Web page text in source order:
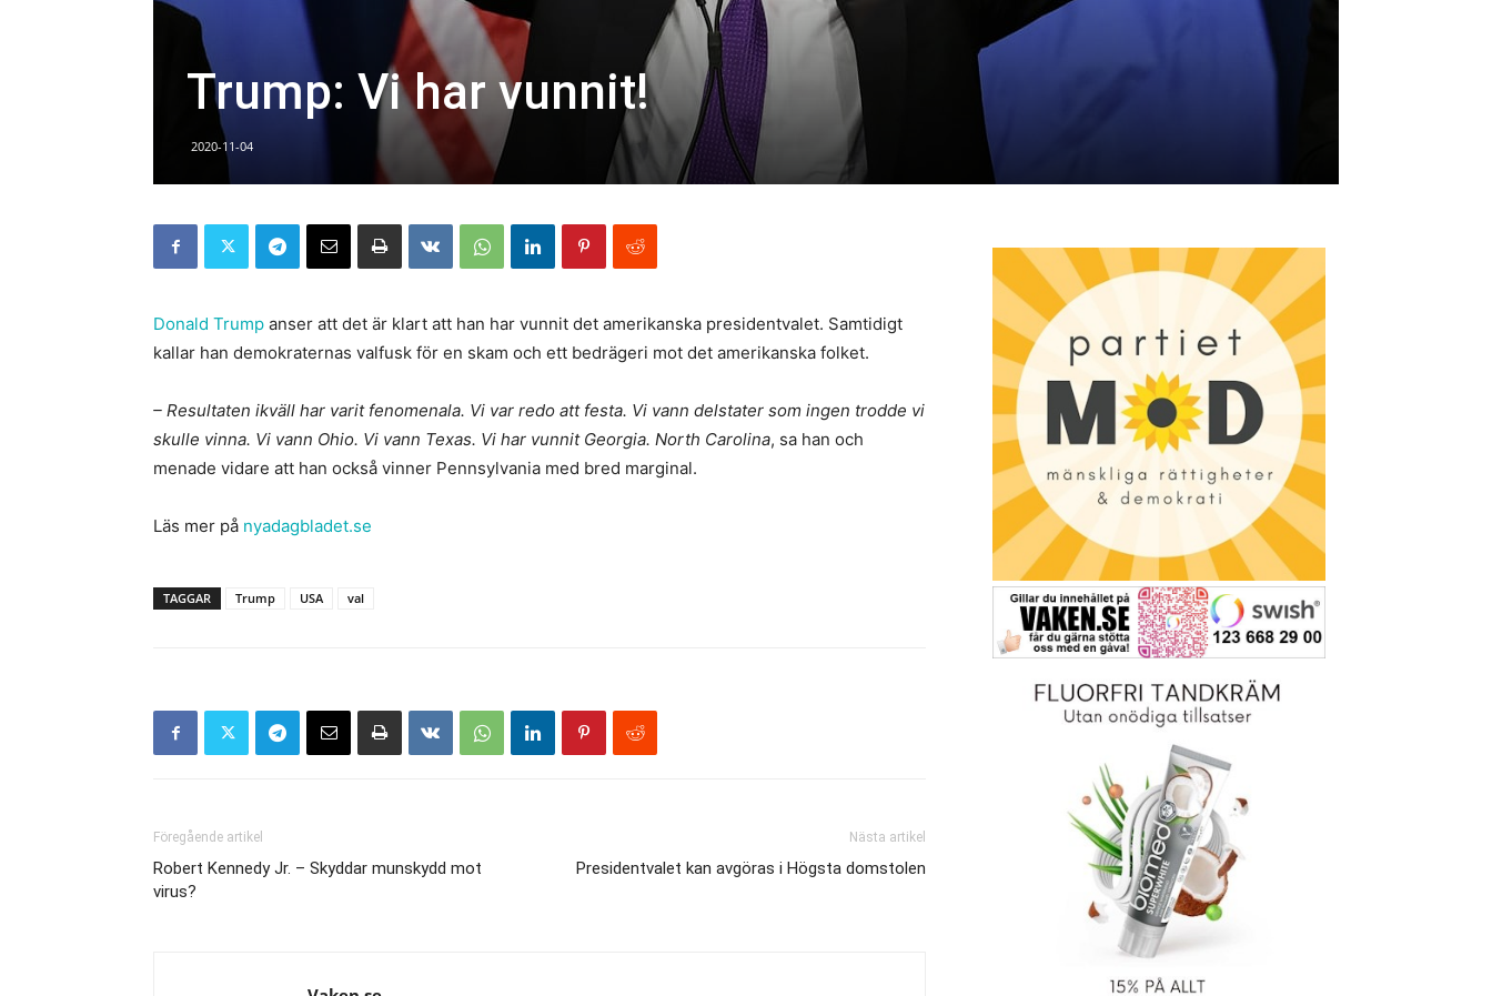
Trump: Vi har vunnit!
2020-11-04
Donald Trump anser att det är klart att han har vunnit det amerikanska presidentvalet. Samtidigt
kallar han demokraternas valfusk för en skam och ett bedrägeri mot det amerikanska folket.
– Resultaten ikväll har varit fenomenala. Vi var redo att festa. Vi vann delstater som ingen trodde vi
skulle vinna. Vi vann Ohio. Vi vann Texas. Vi har vunnit Georgia. North Carolina, sa han och
menade vidare att han också vinner Pennsylvania med bred marginal.
Läs mer på nyadagbladet.se
TAGGAR Trump USA val
Föregående artikel
Robert Kennedy Jr. – Skyddar munskydd mot
virus?
Nästa artikel
Presidentvalet kan avgöras i Högsta domstolen